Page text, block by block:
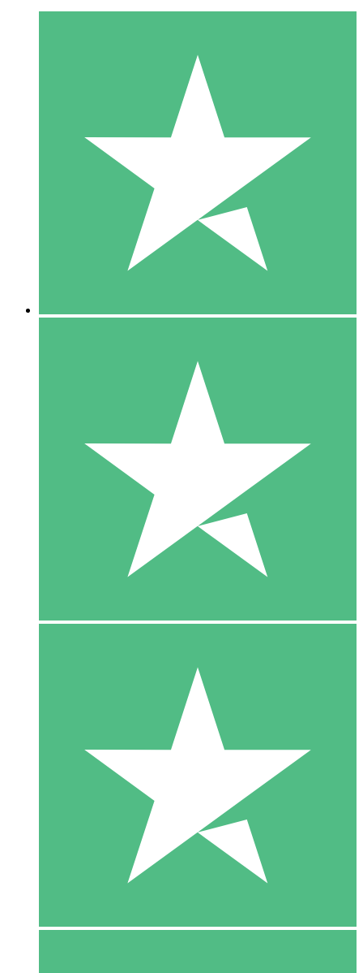
Individuelle Credit-Pakete
Zahlen Sie nach Bedarf mit Download-Credits. Keine
monatliche Verpflichtung erforderlich.
10 00
10 Downloads
20 00